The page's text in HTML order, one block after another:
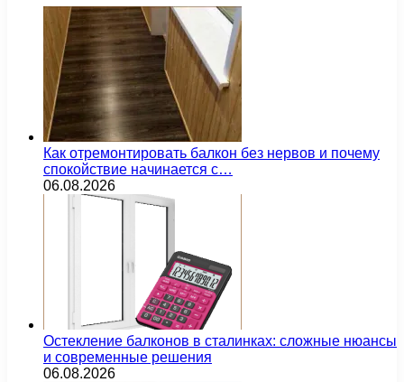
Как отремонтировать балкон без нервов и почему
спокойствие начинается с…
06.08.2026
Остекление балконов в сталинках: сложные нюансы
и современные решения
06.08.2026